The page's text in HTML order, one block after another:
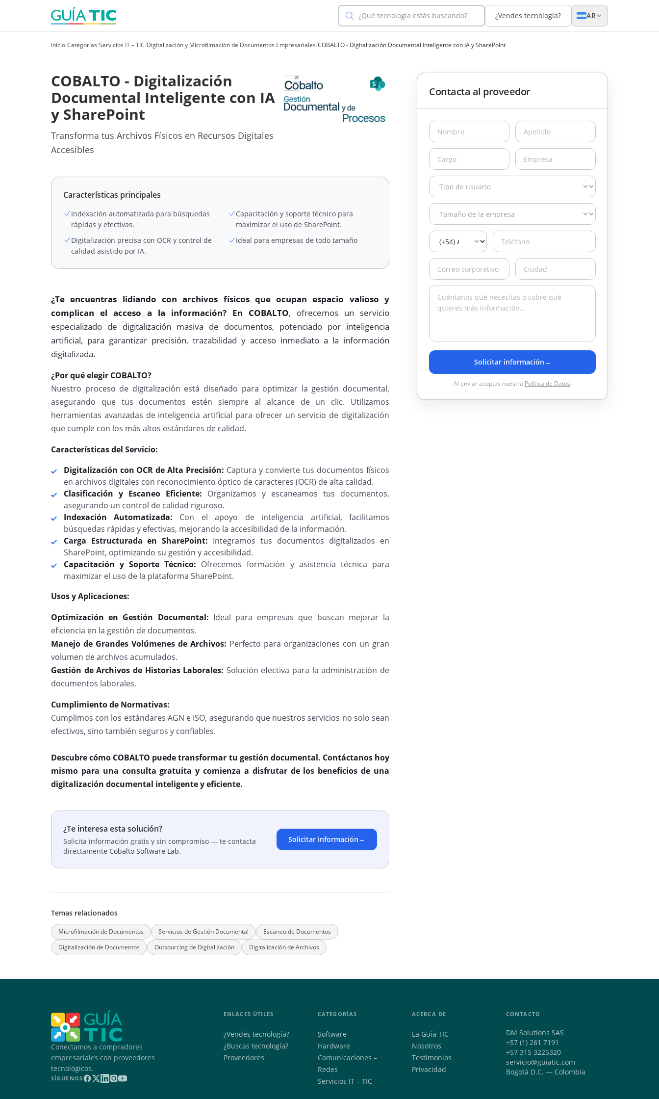
¿Qué tecnología estás buscando? ¿Vendes tecnología? AR
Inicio/Categorías/Servicios IT – TIC/Digitalización y Microfilmación de Documentos Empresariales/COBALTO - Digitalización Documental Inteligente con IA y SharePoint
COBALTO - Digitalización
Documental Inteligente con IA
y SharePoint
Transforma tus Archivos Físicos en Recursos Digitales
Accesibles
Características principales
Indexación automatizada para búsquedas
rápidas y efectivas.
Capacitación y soporte técnico para
maximizar el uso de SharePoint.
Digitalización precisa con OCR y control de
calidad asistido por IA.
Ideal para empresas de todo tamaño
¿Te encuentras lidiando con archivos físicos que ocupan espacio valioso y
complican el acceso a la información? En COBALTO, ofrecemos un servicio
especializado de digitalización masiva de documentos, potenciado por inteligencia
artificial, para garantizar precisión, trazabilidad y acceso inmediato a la información
digitalizada.
¿Por qué elegir COBALTO?
Nuestro proceso de digitalización está diseñado para optimizar la gestión documental,
asegurando que tus documentos estén siempre al alcance de un clic. Utilizamos
herramientas avanzadas de inteligencia artificial para ofrecer un servicio de digitalización
que cumple con los más altos estándares de calidad.
Características del Servicio:
Digitalización con OCR de Alta Precisión: Captura y convierte tus documentos físicos
en archivos digitales con reconocimiento óptico de caracteres (OCR) de alta calidad.
Clasificación y Escaneo Eficiente: Organizamos y escaneamos tus documentos,
asegurando un control de calidad riguroso.
Indexación Automatizada: Con el apoyo de inteligencia artificial, facilitamos
búsquedas rápidas y efectivas, mejorando la accesibilidad de la información.
Carga Estructurada en SharePoint: Integramos tus documentos digitalizados en
SharePoint, optimizando su gestión y accesibilidad.
Capacitación y Soporte Técnico: Ofrecemos formación y asistencia técnica para
maximizar el uso de la plataforma SharePoint.
Usos y Aplicaciones:
Optimización en Gestión Documental: Ideal para empresas que buscan mejorar la
eficiencia en la gestión de documentos.
Manejo de Grandes Volúmenes de Archivos: Perfecto para organizaciones con un gran
volumen de archivos acumulados.
Gestión de Archivos de Historias Laborales: Solución efectiva para la administración de
documentos laborales.
Cumplimiento de Normativas:
Cumplimos con los estándares AGN e ISO, asegurando que nuestros servicios no solo sean
efectivos, sino también seguros y confiables.
Descubre cómo COBALTO puede transformar tu gestión documental. Contáctanos hoy
mismo para una consulta gratuita y comienza a disfrutar de los beneficios de una
digitalización documental inteligente y eficiente.
¿Te interesa esta solución?
Solicita información gratis y sin compromiso — te contacta
directamente Cobalto Software Lab.
Solicitar información→
Temas relacionados
Microfilmación de Documentos Servicios de Gestión Documental
Escaneo de Documentos
Digitalización de Documentos
Outsourcing de Digitalización Digitalización de Archivos
Contacta al proveedor
Solicitar información→
Al enviar aceptas nuestra Política de Datos.
Conectamos a compradores
empresariales con proveedores
tecnológicos.
SÍGUENOS
ENLACES ÚTILES
¿Vendes tecnología?
¿Buscas tecnología?
Proveedores
CATEGORÍAS
Software
Hardware
Comunicaciones –
Redes
Servicios IT – TIC
ACERCA DE
La Guía TIC
Nosotros
Testimonios
Privacidad
CONTACTO
DM Solutions SAS
+57 (1) 261 7191
+57 315 3225320
servicio@guiatic.com
Bogotá D.C. — Colombia